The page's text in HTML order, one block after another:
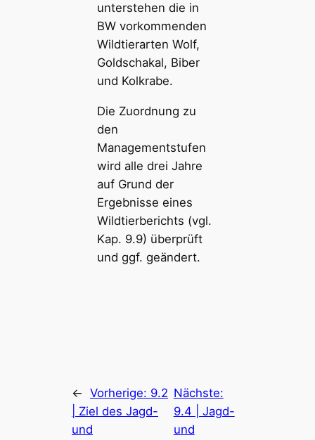
unterstehen die in
BW vorkommenden
Wildtierarten Wolf,
Goldschakal, Biber
und Kolkrabe.
Die Zuordnung zu
den
Managementstufen
wird alle drei Jahre
auf Grund der
Ergebnisse eines
Wildtierberichts (vgl.
Kap. 9.9) überprüft
und ggf. geändert.
← Vorherige: 9.2
| Ziel des Jagd-
und
Nächste:
9.4 | Jagd-
und